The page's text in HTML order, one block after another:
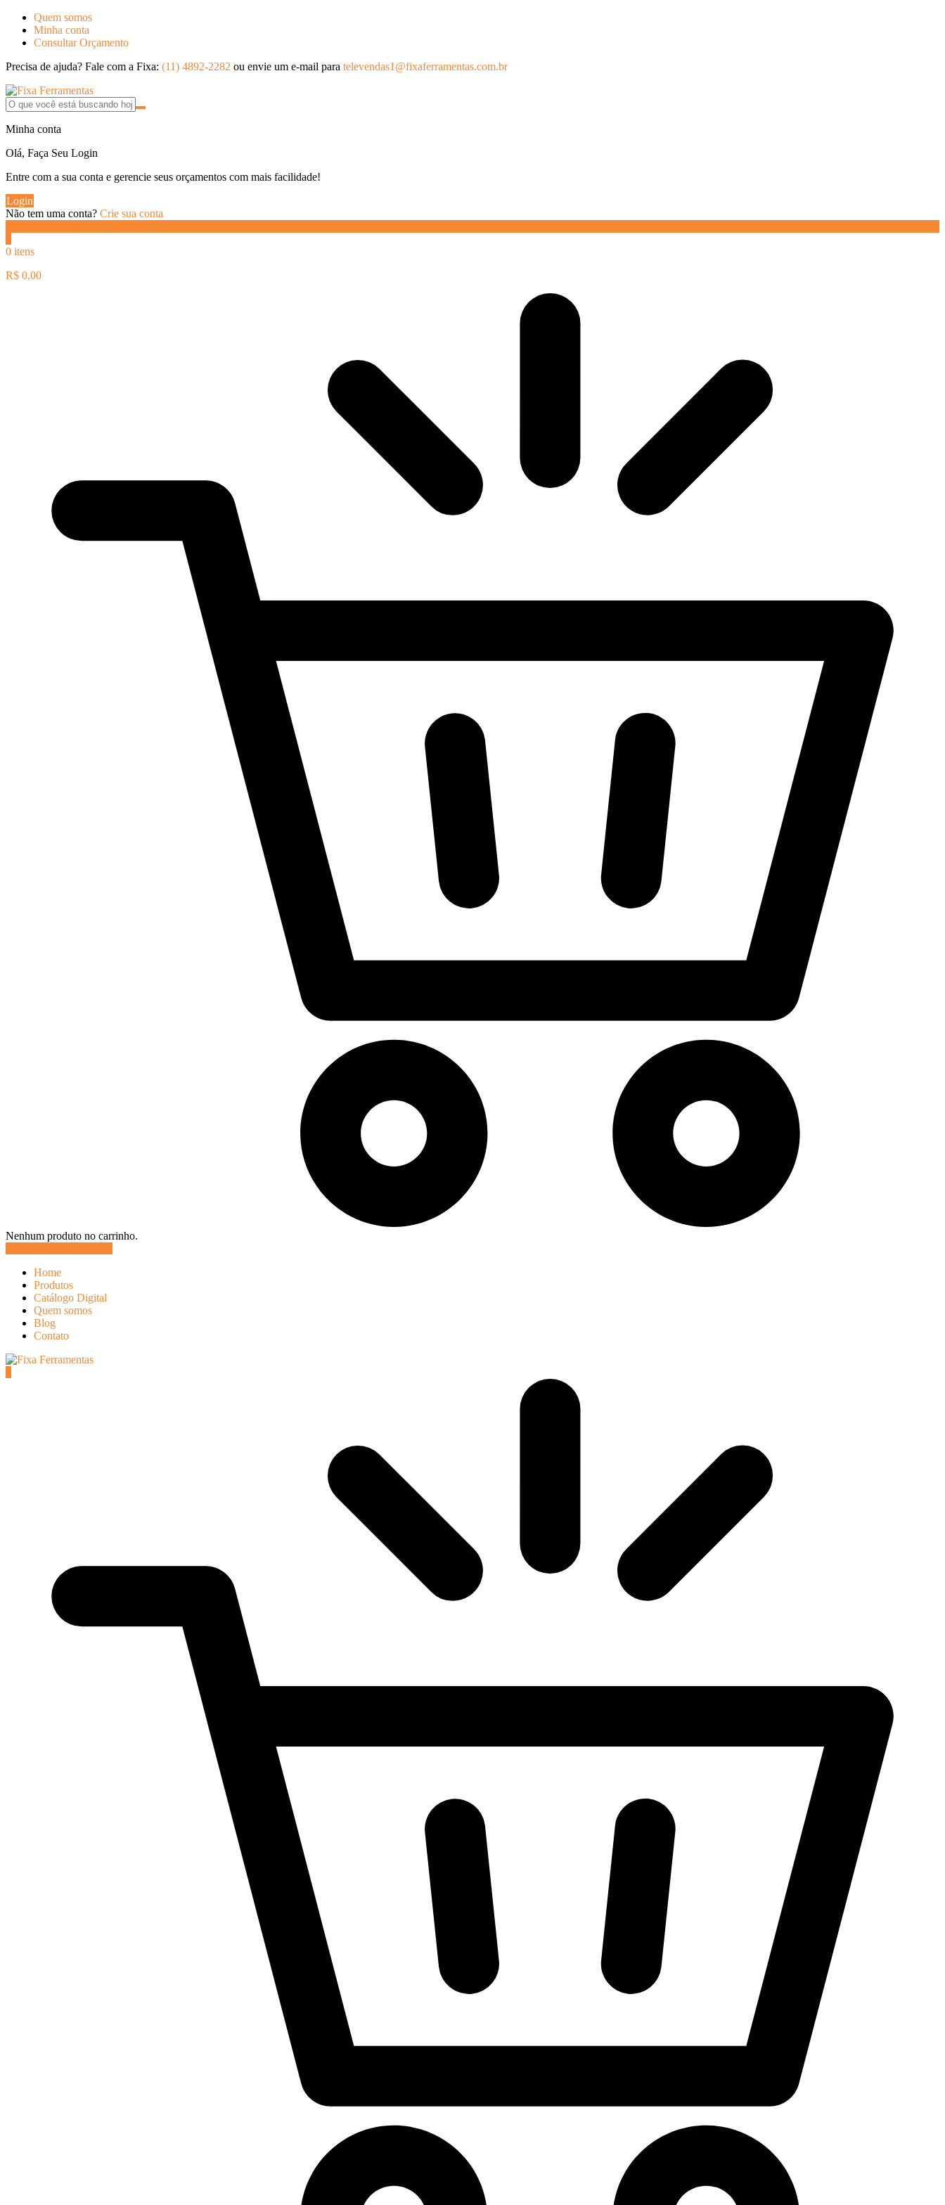
Quem somos
Minha conta
Consultar Orçamento
Precisa de ajuda? Fale com a Fixa: (11) 4892-2282 ou envie um e-mail para televendas1@fixaferramentas.com.br
Minha conta
Olá, Faça Seu Login
Entre com a sua conta e gerencie seus orçamentos com mais facilidade!
Login
Não tem uma conta? Crie sua conta
0 itens
R$ 0,00
Nenhum produto no carrinho.
Home
Produtos
Catálogo Digital
Quem somos
Blog
Contato